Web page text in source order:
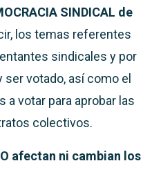
SINDICAL de
los temas referentes
sindicales y por
ser votado, así como el
a votar para aprobar las
colectivos.
afectan ni cambian los